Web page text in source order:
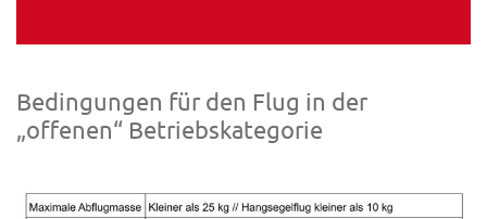
Bedingungen für den Flug in der
„offenen“ Betriebskategorie